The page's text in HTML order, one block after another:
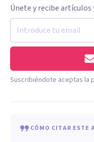
Únete y recibe
Suscribiéndote aceptas la
CÓMO CITAR ESTE